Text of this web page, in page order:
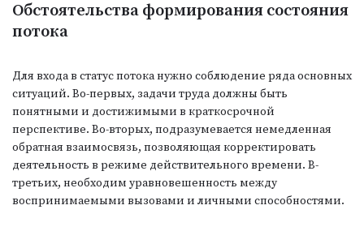
Обстоятельства формирования состояния
потока
Для входа в статус потока нужно соблюдение ряда основных
ситуаций. Во-первых, задачи труда должны быть
понятными и достижимыми в краткосрочной
перспективе. Во-вторых, подразумевается немедленная
обратная взаимосвязь, позволяющая корректировать
деятельность в режиме действительного времени. В-
третьих, необходим уравновешенность между
воспринимаемыми вызовами и личными способностями.